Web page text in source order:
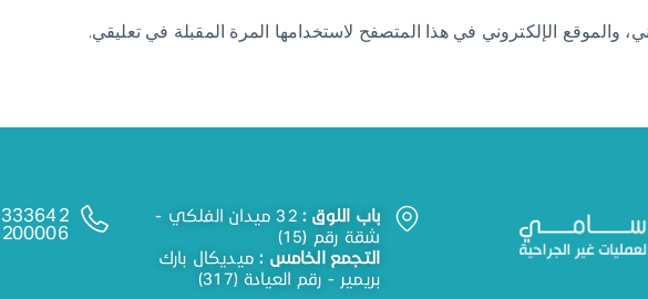
والموقع الإلكتروني في هذا المتصفح لاستخدامها المرة المقبلة في تعليقي.
باب اللوق :
32 ميدان الفلكي -
شقة رقم (15)
التجمع الخامس :ميديكال بارك
بريمير - رقم العيادة (317)